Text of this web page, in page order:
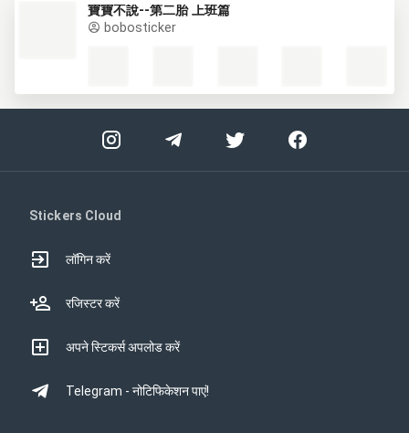
寶寶不說--第二胎 上班篇
bobosticker
Stickers Cloud
लॉगिन करें
रजिस्टर करें
अपने स्टिकर्स अपलोड करें
Telegram - नोटिफिकेशन पाएं!